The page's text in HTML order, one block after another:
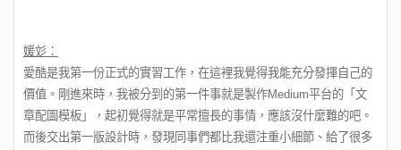
媛彣：
愛酷是我第一份正式的實習工作，在這裡我覺得我能充分發揮自己的
價值。剛進來時，我被分到的第一件事就是製作Medium平台的「文
章配圖模板」，起初覺得就是平常擅長的事情，應該沒什麼難的吧。
而後交出第一版設計時，發現同事們都比我還注重小細節、給了很多